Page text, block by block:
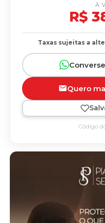
À
R$
Taxas sujeitas a
Quero
Código